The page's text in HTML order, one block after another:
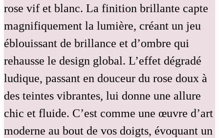
rose vif et blanc. La finition brillante capte
magnifiquement la lumière, créant un jeu
éblouissant de brillance et d’ombre qui
rehausse le design global. L’effet dégradé
ludique, passant en douceur du rose doux à
des teintes vibrantes, lui donne une allure
chic et fluide. C’est comme une œuvre d’art
moderne au bout de vos doigts, évoquant un